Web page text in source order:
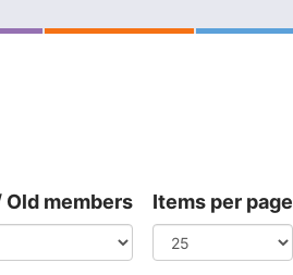
members Items per page